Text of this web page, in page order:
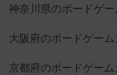
神奈川県のボードゲー
大阪府のボードゲーム
京都府のボードゲーム